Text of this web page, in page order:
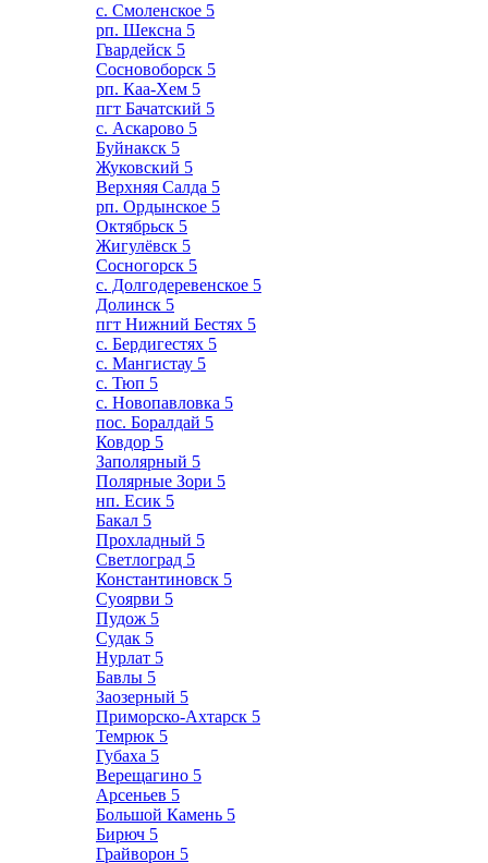
с. Смоленское 5
рп. Шексна 5
Гвардейск 5
Сосновоборск 5
рп. Каа-Хем 5
пгт Бачатский 5
с. Аскарово 5
Буйнакск 5
Жуковский 5
Верхняя Салда 5
рп. Ордынское 5
Октябрьск 5
Жигулёвск 5
Сосногорск 5
с. Долгодеревенское 5
Долинск 5
пгт Нижний Бестях 5
с. Бердигестях 5
с. Мангистау 5
с. Тюп 5
с. Новопавловка 5
пос. Боралдай 5
Ковдор 5
Заполярный 5
Полярные Зори 5
нп. Есик 5
Бакал 5
Прохладный 5
Светлоград 5
Константиновск 5
Суоярви 5
Пудож 5
Судак 5
Нурлат 5
Бавлы 5
Заозерный 5
Приморско-Ахтарск 5
Темрюк 5
Губаха 5
Верещагино 5
Арсеньев 5
Большой Камень 5
Бирюч 5
Грайворон 5